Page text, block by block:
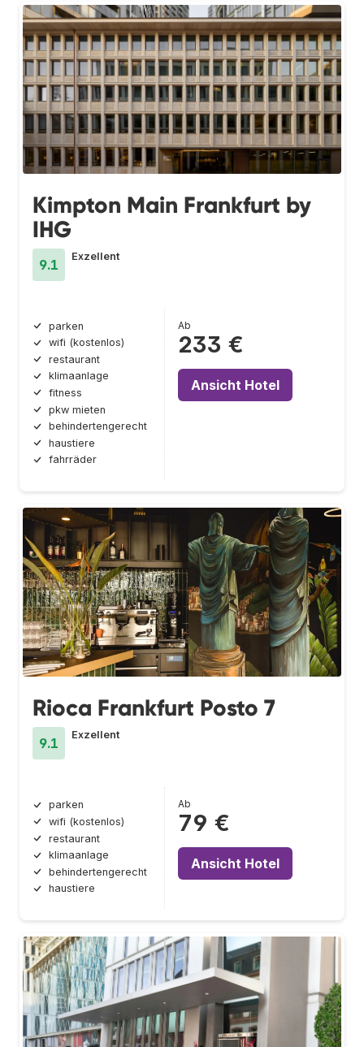
Kimpton Main Frankfurt by
IHG
9.1
Exzellent
parken
wifi (kostenlos)
restaurant
klimaanlage
fitness
pkw mieten
behindertengerecht
haustiere
fahrräder
Ab
233 €
Ansicht Hotel
Rioca Frankfurt Posto 7
9.1
Exzellent
parken
wifi (kostenlos)
restaurant
klimaanlage
behindertengerecht
haustiere
Ab
79 €
Ansicht Hotel